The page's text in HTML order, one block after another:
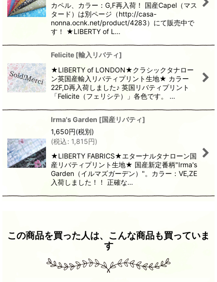
カペル、カラー：G,F再入荷！ 国産Capel（マス
タード）は別ページ（http://casa-
nonna.ocnk.net/product/4283）にて販売中で
す！ ★LIBERTY of L…
Felicite [輸入リバティ]
★LIBERTY of LONDON★クラシックタナロー
ン英国産輸入リバティプリント生地★ カラー
22F,D再入荷しました♪ 英国リバティプリント
「Felicite（フェリシテ）」各色です。 …
Irma's Garden [国産リバティ]
1,650円(税別)
(税込: 1,815円)
★LIBERTY FABRICS★エターナルタナローン国
産リバティプリント生地★ 国産新定番柄"Irma's
Garden（イルマズガーデン）"。カラー：VE,ZE
入荷しました！！ 正確な…
この商品を買った人は、こんな商品も買っていま
す